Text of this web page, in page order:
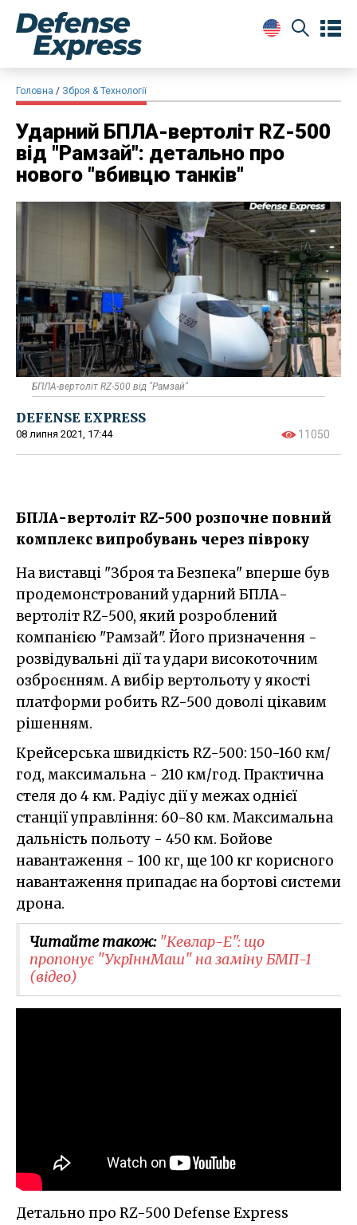
Головна Зброя & Технології
​Ударний БПЛА-вертоліт RZ-500
від "Рамзай": детально про
нового "вбивцю танків"
БПЛА-вертоліт RZ-500 від "Рамзай"
DEFENSE EXPRESS
08 липня 2021, 17:44 11050
БПЛА-вертоліт RZ-500 розпочне повний
комплекс випробувань через півроку
На виставці "Зброя та Безпека" вперше був
продемонстрований ударний БПЛА-
вертоліт RZ-500, який розроблений
компанією "Рамзай". Його призначення -
розвідувальні дії та удари високоточним
озброєнням. А вибір вертольоту у якості
платформи робить RZ-500 доволі цікавим
рішенням.
Крейсерська швидкість RZ-500: 150-160 км/
год, максимальна - 210 км/год. Практична
стеля до 4 км. Радіус дії у межах однієї
станції управління: 60-80 км. Максимальна
дальність польоту - 450 км. Бойове
навантаження - 100 кг, ще 100 кг корисного
навантаження припадає на бортові системи
дрона.
Читайте також: "Кевлар-Е": що
пропонує "УкрІннМаш" на заміну БМП-1
(відео)
Детально про RZ-500 Defense Express